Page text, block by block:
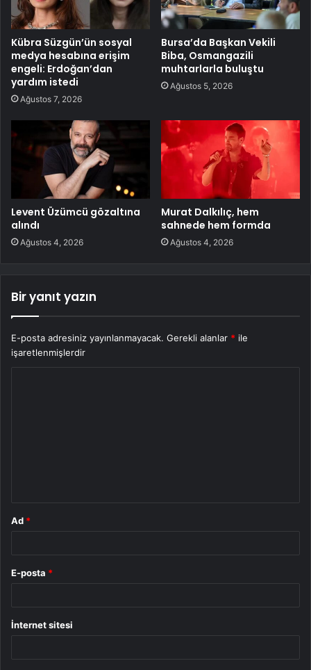
Kübra Süzgün’ün sosyal
medya hesabına erişim
engeli: Erdoğan’dan
yardım istedi
Ağustos 7, 2026
Bursa’da Başkan Vekili
Biba, Osmangazili
muhtarlarla buluştu
Ağustos 5, 2026
Levent Üzümcü gözaltına
alındı
Ağustos 4, 2026
Murat Dalkılıç, hem
sahnede hem formda
Ağustos 4, 2026
Bir yanıt yazın
E-posta adresiniz yayınlanmayacak. Gerekli alanlar * ile
işaretlenmişlerdir
Ad *
E-posta *
İnternet sitesi